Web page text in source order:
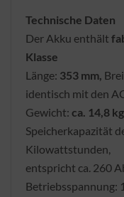
Technische Daten
Der Akku enthält
Klasse
Länge: 353 mm,
identisch mit den
Gewicht: ca. 14,8 kg
Speicherkapazität
Kilowattstunden,
entspricht ca. 260
Betriebsspannung: